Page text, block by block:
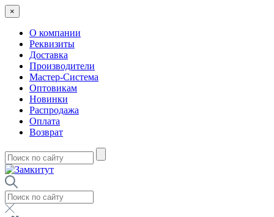
×
О компании
Реквизиты
Доставка
Производители
Мастер-Система
Оптовикам
Новинки
Распродажа
Оплата
Возврат